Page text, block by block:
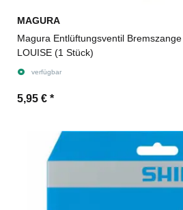
MAGURA
Magura Entlüftungsventil
LOUISE (1 Stück)
verfügbar
5,95 € *